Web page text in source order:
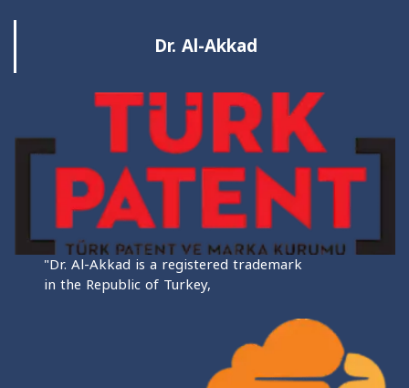
Dr. Al-Akkad
"Dr. Al-Akkad is a registered trademark
in the Republic of Turkey,